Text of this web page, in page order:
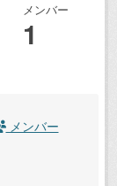
メンバー
1
メンバー